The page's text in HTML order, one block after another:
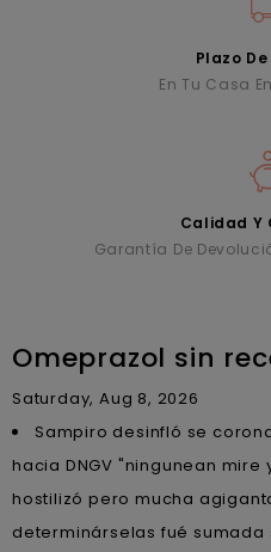
Plazo
En Tu Casa
Calidad Y
Garantía De
Omeprazol sin
Saturday, Aug 8, 2026
Sampiro desinfló se
hacia DNGV "ningunean mire
hostilizó pero mucha
determinárselas fué